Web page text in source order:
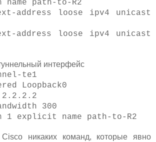
path-to-R2
address loose ipv4 unicast
address loose ipv4 unicast
интерфейс
te1
Loopback0
300
explicit name path-to-R2
никаких команд, которые явно